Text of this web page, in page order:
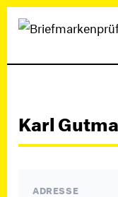
Karl
ADRESSE